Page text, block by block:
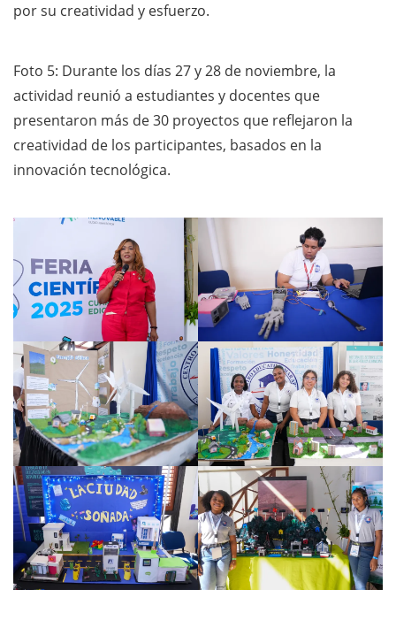
por su creatividad y esfuerzo.
Foto 5: Durante los días 27 y 28 de noviembre, la
actividad reunió a estudiantes y docentes que
presentaron más de 30 proyectos que reflejaron la
creatividad de los participantes, basados en la
innovación tecnológica.